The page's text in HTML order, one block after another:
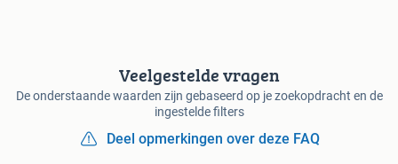
Veelgestelde vragen
De onderstaande waarden zijn gebaseerd op je zoekopdracht en de
ingestelde filters
Deel opmerkingen over deze FAQ